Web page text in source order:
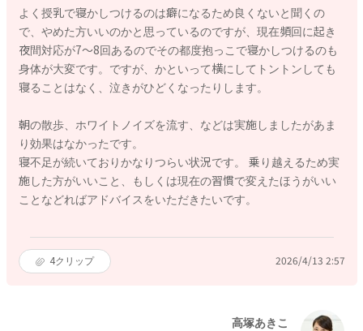
よく授乳で寝かしつけるのは癖になるため良くないと聞くの
で、やめた方いいのかと思っているのですが、現在頻回に起き
夜間対応が7〜8回あるのでその都度抱っこで寝かしつけるのも
身体が大変です。ですが、かといって横にしてトントンしても
寝ることはなく、泣きがひどくなったりします。
朝の散歩、ホワイトノイズを流す、などは実施しましたがあま
り効果はなかったです。
寝不足が続いておりかなりつらい状況です。 乗り越えるため実
施した方がいいこと、もしくは現在の習慣で変えたほうがいい
ことなどればアドバイスをいただきたいです。
4クリップ 2026/4/13 2:57
高塚あきこ